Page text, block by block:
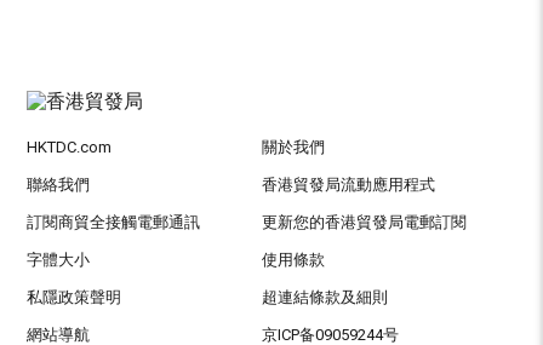
HKTDC.com 關於我們
聯絡我們 香港貿發局流動應用程式
訂閱商貿全接觸電郵通訊 更新您的香港貿發局電郵訂閱
字體大小 使用條款
私隱政策聲明 超連結條款及細則
網站導航 京ICP备09059244号